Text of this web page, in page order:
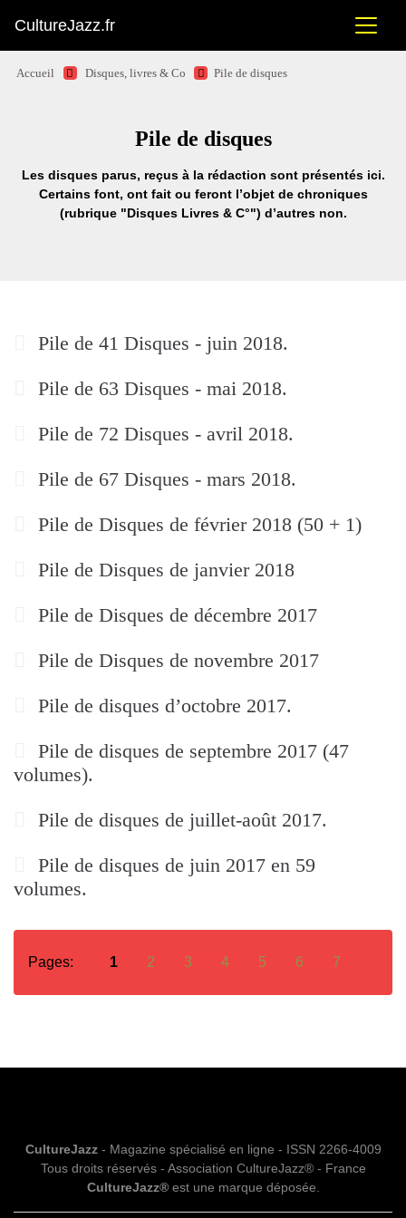
CultureJazz.fr
Accueil Disques, livres & Co Pile de disques
Pile de disques
Les disques parus, reçus à la rédaction sont présentés ici.
Certains font, ont fait ou feront l’objet de chroniques
(rubrique "Disques Livres & C°") d’autres non.
Pile de 41 Disques - juin 2018.
Pile de 63 Disques - mai 2018.
Pile de 72 Disques - avril 2018.
Pile de 67 Disques - mars 2018.
Pile de Disques de février 2018 (50 + 1)
Pile de Disques de janvier 2018
Pile de Disques de décembre 2017
Pile de Disques de novembre 2017
Pile de disques d’octobre 2017.
Pile de disques de septembre 2017 (47
volumes).
Pile de disques de juillet-août 2017.
Pile de disques de juin 2017 en 59
volumes.
Pages: 1 2 3 4 5 6 7
CultureJazz- Magazine spécialisé en ligne - ISSN 2266-4009
Tous droits réservés - Association CultureJazz® - France
CultureJazz®est une marque déposée.